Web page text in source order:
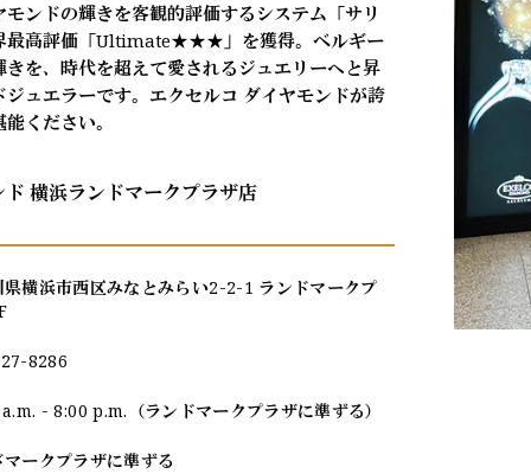
ンドの輝きを客観的評価するシステム「サリ
最高評価「Ultimate★★★」を獲得。ベルギー
を、時代を超えて愛されるジュエリーへと昇
ュエラーです。エクセルコ ダイヤモンドが誇
ください。
横浜ランドマークプラザ店
県横浜市西区みなとみらい2-2-1 ランドマークプ
8286
- 8:00 p.m.（ランドマークプラザに準ずる）
マークプラザに準ずる